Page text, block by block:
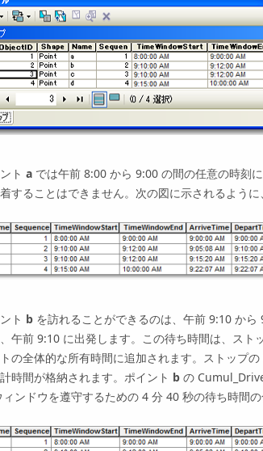
ト a では午前 8:00 から 9:00 の間の任意の時刻
することはできません。次の図に示されるように
ト b を訪れることができるのは、午前 9:10 か
午前 9:10 に出発します。この待ち時間は、スト
の全体的な所有時間に追加されます。ストップ
時間が格納されます。ポイント b の
ィンドウを遵守するための 4 分 40 秒の待ち時間の